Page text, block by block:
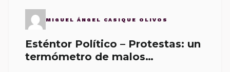
MIGUEL ÁNGEL CASIQUE OLIVOS
Esténtor Político – Protestas: un
termómetro de malos